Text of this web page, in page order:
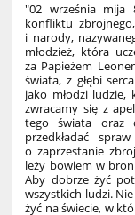
"02 września mija
konfliktu
i narody,
młodzież, która
za Papieżem
świata, z głębi
jako młodzi
zwracamy się z
tego świata oraz
przedkładać
o zaprzestanie
leży bowiem w
Aby dobrze żyć
wszystkich ludzi.
żyć na świecie, w